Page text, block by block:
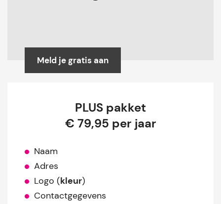
Meld je gratis aan
PLUS pakket
€ 79,95 per jaar
Naam
Adres
Logo (kleur)
Contactgegevens